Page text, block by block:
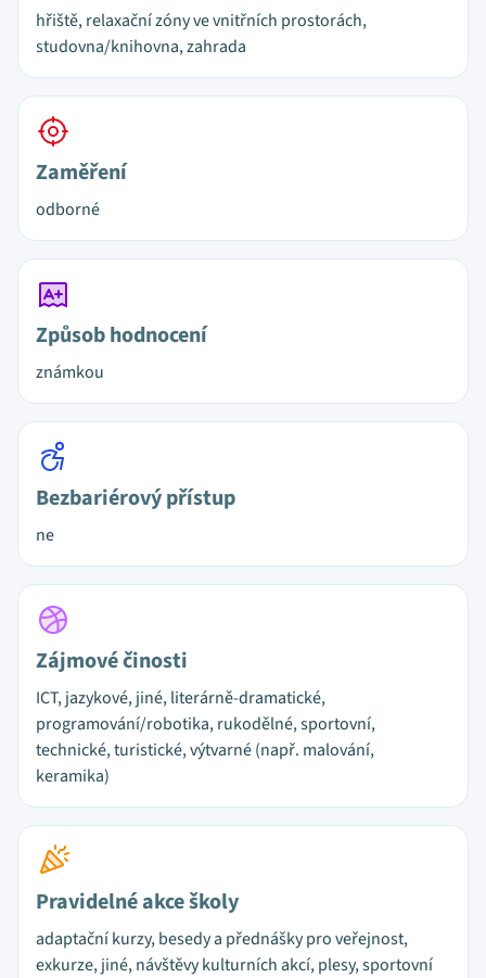
hřiště, relaxační zóny ve vnitřních prostorách,
studovna/knihovna, zahrada
Zaměření
odborné
Způsob hodnocení
známkou
Bezbariérový přístup
ne
Zájmové činosti
ICT, jazykové, jiné, literárně-dramatické,
programování/robotika, rukodělné, sportovní,
technické, turistické, výtvarné (např. malování,
keramika)
Pravidelné akce školy
adaptační kurzy, besedy a přednášky pro veřejnost,
exkurze, jiné, návštěvy kulturních akcí, plesy, sportovní